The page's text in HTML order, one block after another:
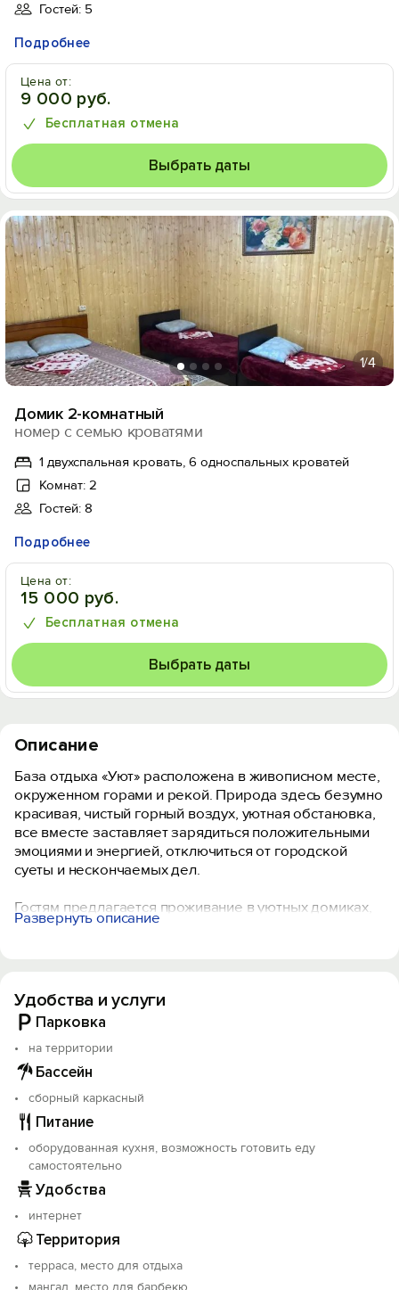
Гостей: 5
Подробнее
Цена от:
9 000 руб.
Бесплатная отмена
Выбрать даты
1/4
Домик 2-комнатный
номер с семью кроватями
1 двухспальная кровать, 6 односпальных кроватей
Комнат: 2
Гостей: 8
Подробнее
Цена от:
15 000 руб.
Бесплатная отмена
Выбрать даты
Описание
База отдыха «Уют» расположена в живописном месте,
окруженном горами и рекой. Природа здесь безумно
красивая, чистый горный воздух, уютная обстановка,
все вместе заставляет зарядиться положительными
эмоциями и энергией, отключиться от городской
суеты и нескончаемых дел.
Гостям предлагается проживание в уютных домиках,
каждый из которых оснащен всем необходимым для
На территории базы есть баня, бассейн, мангальная
Кроме того, гости могут насладиться свежим горным
воздухом и кристально чистой водой реки,
протекающей через территорию базы.
Развернуть описание
Удобства и услуги
Парковка
на территории
Бассейн
сборный каркасный
Питание
оборудованная кухня, возможность готовить еду
самостоятельно
Удобства
интернет
Территория
терраса, место для отдыха
мангал, место для барбекю